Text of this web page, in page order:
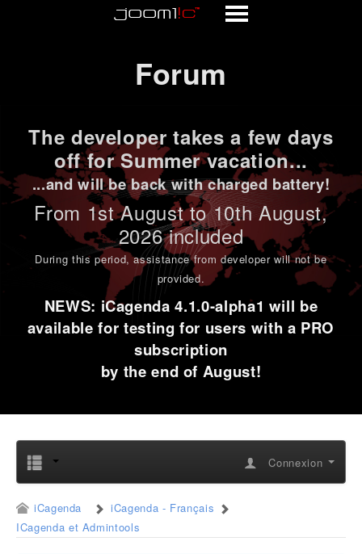
Forum
The developer takes a few days
off for Summer vacation...
...and will be back with charged battery!
From 1stAugust to 10th August,
2026 included
During this period,assistance from developer will not be
provided.
NEWS: iCagenda 4.1.0-alpha1 will be
available for testing for users with a PRO
subscription
by the end of August!
Connexion
iCagenda
iCagenda - Français
ICagenda et Admintools